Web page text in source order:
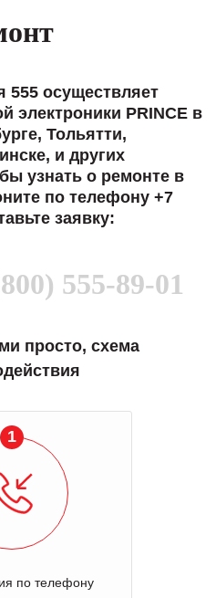
555 осуществляет
электроники PRINCE в
Тольятти,
и других
узнать о ремонте в
по телефону +7
заявку:
555-89-01
просто, схема
1
по телефону